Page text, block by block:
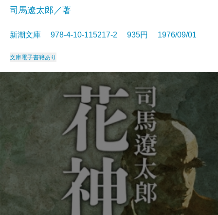
司馬遼太郎／著
新潮文庫 978-4-10-115217-2 935円 1976/09/01
文庫電子書籍あり